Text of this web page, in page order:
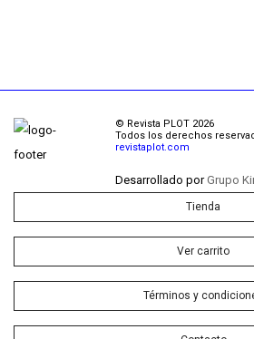
© Revista PLOT 2026
Todos los derechos
revistaplot.com
Desarrollado porGrupo
Tienda
Ver carrito
Términos y